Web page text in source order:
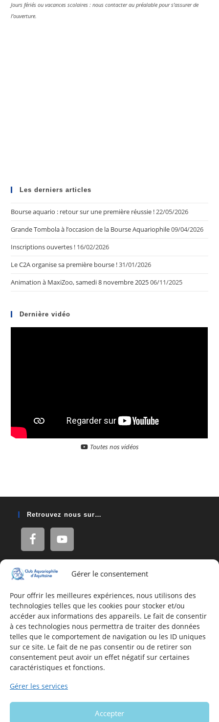
Gérer le consentement
Pour offrir les meilleures expériences, nous utilisons des
technologies telles que les cookies pour stocker et/ou
accéder aux informations des appareils. Le fait de consentir
à ces technologies nous permettra de traiter des données
telles que le comportement de navigation ou les ID uniques
sur ce site. Le fait de ne pas consentir ou de retirer son
consentement peut avoir un effet négatif sur certaines
caractéristiques et fonctions.
Gérer les services
Accepter
Jours fériés ou vacances scolaires : nous contacter au préalable pour s’assurer de
l’ouverture.
Les derniers articles
Bourse aquario : retour sur une première réussie ! 22/05/2026
Grande Tombola à l’occasion de la Bourse Aquariophile09/04/2026
Inscriptions ouvertes ! 16/02/2026
Le C2A organise sa première bourse !31/01/2026
Animation à MaxiZoo, samedi 8 novembre 202506/11/2025
Dernière vidéo
Toutes nos vidéos
Retrouvez nous sur…
Adresse
16, Rue Léon Blum
33140 Villenave d'Ornon
Nous contacter
Formulaire de contact
E-mail
Mentions légales du site